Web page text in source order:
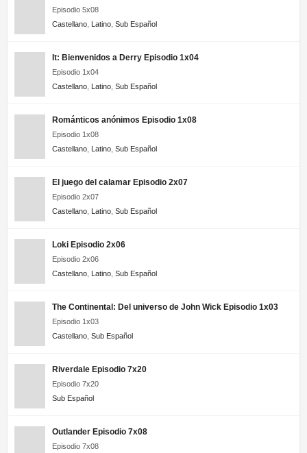
Episodio 5x08
Castellano
Latino Sub Español
It: Bienvenidos a Derry Episodio 1x04
Episodio 1x04
Castellano
Latino Sub Español
Románticos anónimos Episodio 1x08
Episodio 1x08
Castellano
Latino Sub Español
El juego del calamar Episodio 2x07
Episodio 2x07
Castellano
Latino Sub Español
Loki Episodio 2x06
Episodio 2x06
Castellano
Latino Sub Español
The Continental: Del universo de John Wick Episodio 1x03
Episodio 1x03
Castellano Sub Español
Riverdale Episodio 7x20
Episodio 7x20
Sub Español
Outlander Episodio 7x08
Episodio 7x08